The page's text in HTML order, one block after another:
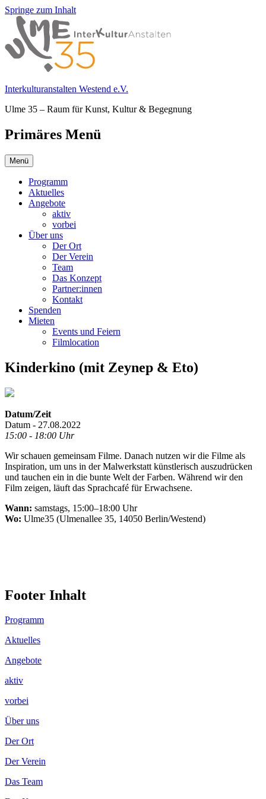
Springe zum Inhalt
Interkulturanstalten Westend e.V.
Ulme 35 – Raum für Kunst, Kultur & Begegnung
Primäres Menü
Menü
Programm
Aktuelles
Angebote
aktiv
vorbei
Über uns
Der Ort
Der Verein
Team
Das Konzept
Partner:innen
Kontakt
Spenden
Mieten
Events und Feiern
Filmlocation
Kinderkino (mit Zeynep & Eto)
Datum/Zeit
Datum - 27.08.2022
15:00 - 18:00 Uhr
Wir schauen gemeinsam Filme. Danach nutzen wir die Filme als
Inspiration, um uns in der Malwerkstatt künstlerisch auszudrücken
und tauchen ein in die bunte Welt der Farben. Während wir den
Film zeigen, läuft das Sprachcafé für Erwachsene.
Wann: samstags, 15:00–18:00 Uhr
Wo: Ulme35 (Ulmenallee 35, 14050 Berlin/Westend)
Footer Inhalt
Programm
Aktuelles
Angebote
aktiv
vorbei
Über uns
Der Ort
Der Verein
Das Team